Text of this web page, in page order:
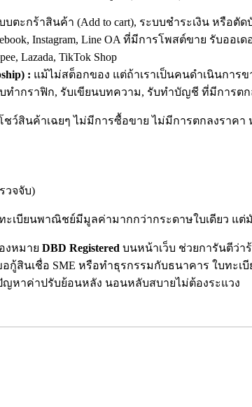
บตะกร้าสินค้า (Add to cart), ระบบชำระเงิน หรือตัด
Instagram, Line OA ที่มีการโพสต์ขาย รับออเ
Lazada, TikTok Shop
: แม้ไม่สต็อกของ แต่ถ้าเราเป็นคนดำเนินการ
ทำกราฟิก, รับเขียนบทความ, รับทำบัญชี ที่มีการตก
ว์สินค้าเฉยๆ ไม่มีการซื้อขาย ไม่มีการตกลงราค
วจจับ)
ะเบียนพาณิชย์มีมูลค่ามากกว่ากระดาษใบเดียว แต่
งหมาย DBD Registered บนหน้าเว็บ ช่วยการันตีว่า
กู้สินเชื่อ SME หรือทำธุรกรรมกับธนาคาร ใบทะ
ญหาค่าปรับย้อนหลัง นอนหลับสบายไม่ต้องระแวง